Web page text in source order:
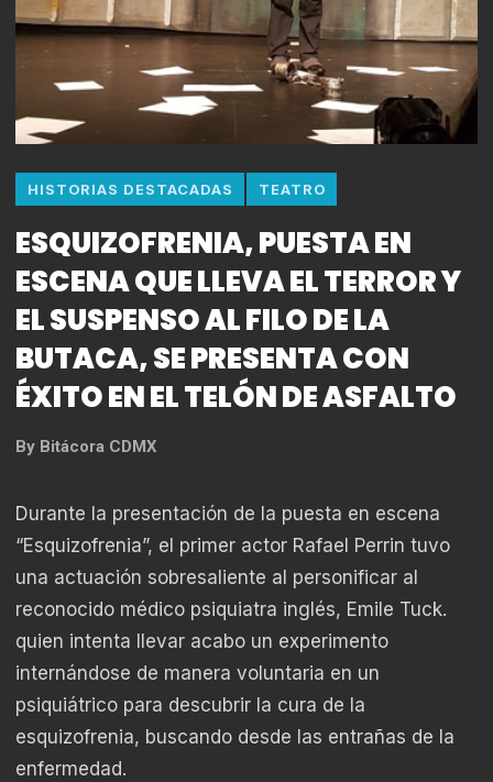
HISTORIAS DESTACADAS TEATRO
ESQUIZOFRENIA, PUESTA EN
ESCENA QUE LLEVA EL TERROR Y
EL SUSPENSO AL FILO DE LA
BUTACA, SE PRESENTA CON
ÉXITO EN EL TELÓN DE ASFALTO
By Bitácora CDMX
Durante la presentación de la puesta en escena
“Esquizofrenia”, el primer actor Rafael Perrin tuvo
una actuación sobresaliente al personificar al
reconocido médico psiquiatra inglés, Emile Tuck.
quien intenta llevar acabo un experimento
internándose de manera voluntaria en un
psiquiátrico para descubrir la cura de la
esquizofrenia, buscando desde las entrañas de la
enfermedad.